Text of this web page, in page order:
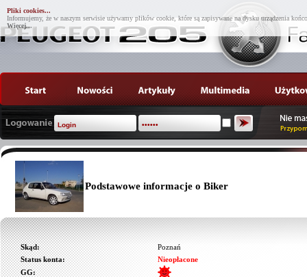
Pliki cookies...
Informujemy, że w naszym serwisie używamy plików cookie, które są zapisywane na dysku urządzenia
Więcej...
Podstawowe informacje o Biker
Skąd:
Poznań
Status konta:
Nieopłacone
GG: